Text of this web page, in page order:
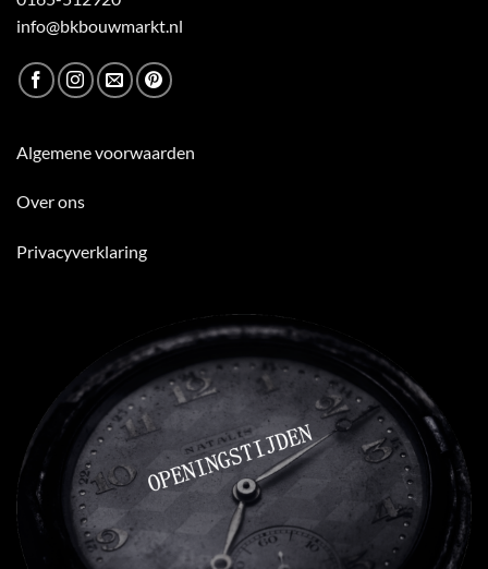
info@bkbouwmarkt.nl
Algemene voorwaarden
Over ons
Privacyverklaring